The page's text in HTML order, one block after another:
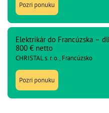
Pozri ponuku
Elektrikár do Francúzska –
800 € netto
CHRISTAL s. r. o., Francúzsko
Pozri ponuku